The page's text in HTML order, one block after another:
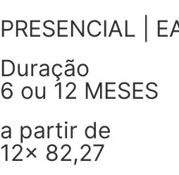
PRESENCIAL |
Duração
6 ou 12 MESES
a partir de
12x 82,27